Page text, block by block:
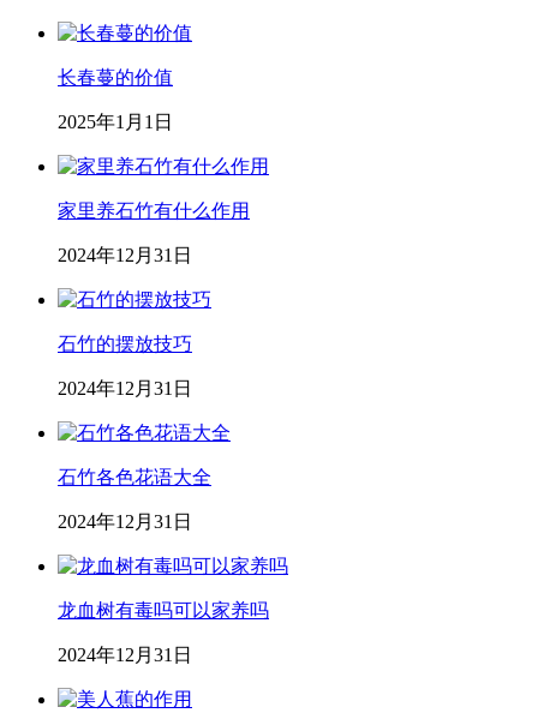
长春蔓的价值
2025年1月1日
家里养石竹有什么作用
2024年12月31日
石竹的摆放技巧
2024年12月31日
石竹各色花语大全
2024年12月31日
龙血树有毒吗可以家养吗
2024年12月31日